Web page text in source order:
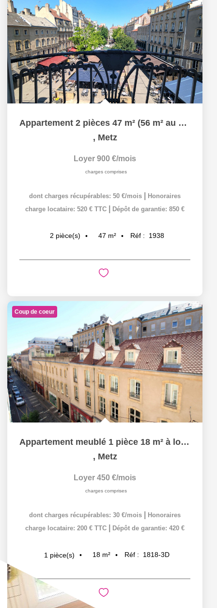
Appartement 2 pièces 47 m² (56 m² au sol) à louer à METZ...
, Metz
Loyer 900 €/mois
charges comprises
dont charges récupérables: 50 €/mois
Honoraires
charge locataire: 520 € TTC
Dépôt de garantie: 850 €
2 pièce(s) 47 m² Réf : 1938
Coup de coeur
Appartement meublé 1 pièce 18 m² à louer à METZ hypercentre
, Metz
Loyer 450 €/mois
charges comprises
dont charges récupérables: 30 €/mois
Honoraires
charge locataire: 200 € TTC
Dépôt de garantie: 420 €
1 pièce(s) 18 m² Réf : 1818-3D